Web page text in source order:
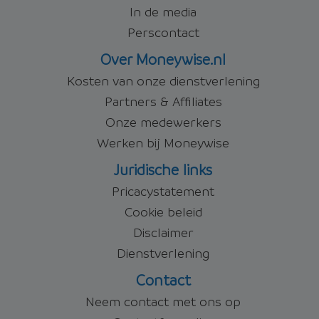
In de media
Perscontact
Over Moneywise.nl
Kosten van onze dienstverlening
Partners & Affiliates
Onze medewerkers
Werken bij Moneywise
Juridische links
Pricacystatement
Cookie beleid
Disclaimer
Dienstverlening
Contact
Neem contact met ons op